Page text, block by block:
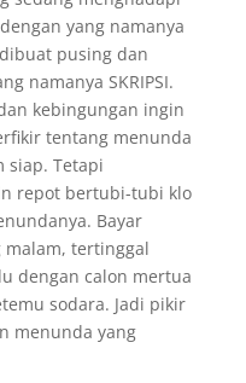
yang namanya
dibuat pusing dan
namanya SKRIPSI.
kebingungan ingin
tentang menunda
siap. Tetapi
repot bertubi-tubi klo
Bayar
malam, tertinggal
dengan calon mertua
sodara. Jadi pikir
menunda yang